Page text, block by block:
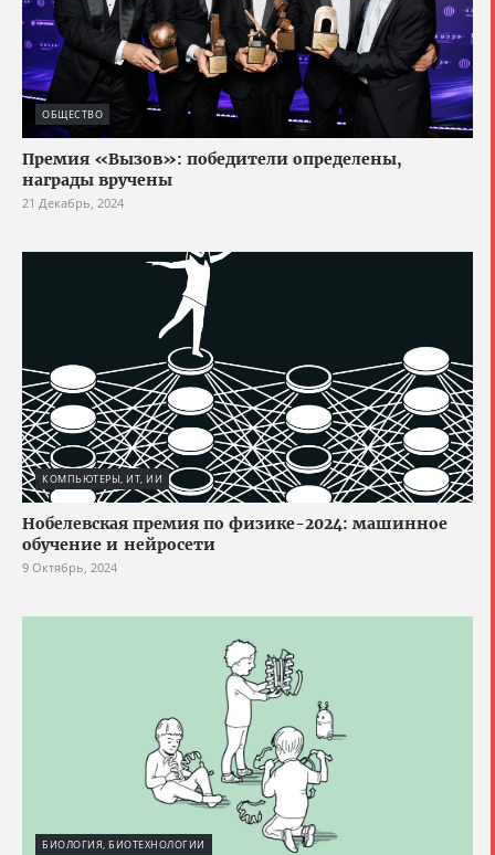
ОБЩЕСТВО
Премия «Вызов»: победители определены,
награды вручены
21 Декабрь, 2024
КОМПЬЮТЕРЫ, ИТ, ИИ
Нобелевская премия по физике-2024: машинное
обучение и нейросети
9 Октябрь, 2024
БИОЛОГИЯ, БИОТЕХНОЛОГИИ